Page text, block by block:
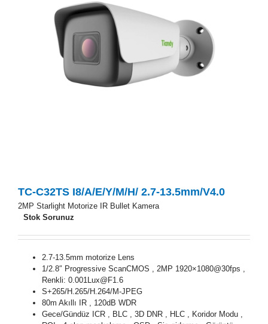
TC-C32TS I8/A/E/Y/M/H/ 2.7-13.5mm/V4.0
2MP Starlight Motorize IR Bullet Kamera
Stok Sorunuz
2.7-13.5mm motorize Lens
1/2.8″ Progressive ScanCMOS , 2MP 1920×1080@30fps ,
Renkli: 0.001Lux@F1.6
S+265/H.265/H.264/M-JPEG
80m Akıllı IR , 120dB WDR
Gece/Gündüz ICR , BLC , 3D DNR , HLC , Koridor Modu ,